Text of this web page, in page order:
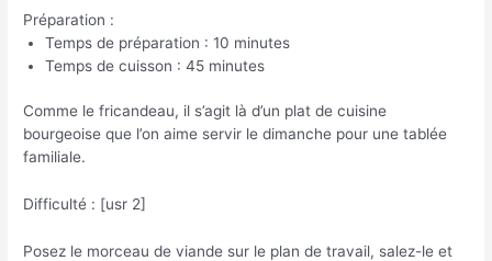
Préparation :
Temps de préparation : 10 minutes
Temps de cuisson : 45 minutes
Comme le fricandeau, il s’agit là d’un plat de cuisine
bourgeoise que l’on aime servir le dimanche pour une tablée
familiale.
Difficulté : [usr 2]
Posez le morceau de viande sur le plan de travail, salez-le et